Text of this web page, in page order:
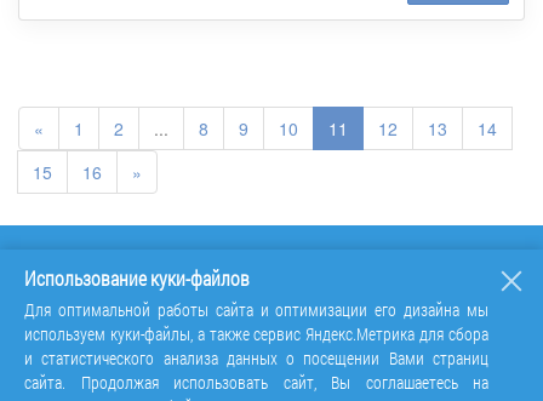
« 1 2 ... 8 9 10 11 12 13
14
15
16 »
Использование куки-файлов
Для оптимальной работы сайта и оптимизации его дизайна мы
используем куки-файлы, а также сервис Яндекс.Метрика для сбора
и статистического анализа данных о посещении Вами страниц
сайта. Продолжая использовать сайт, Вы соглашаетесь на